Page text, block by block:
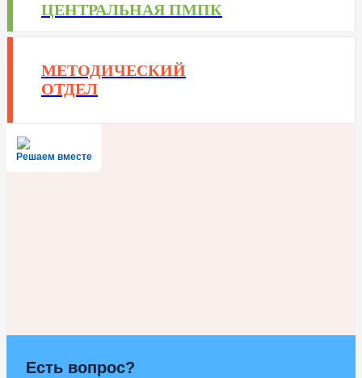
ЦЕНТРАЛЬНАЯ ПМПК
МЕТОДИЧЕСКИЙ
ОТДЕЛ
Решаем вместе
Есть вопрос?